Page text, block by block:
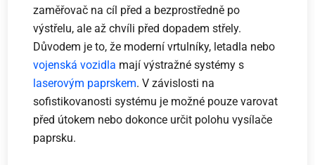
zaměřovač na cíl před a bezprostředně po
výstřelu, ale až chvíli před dopadem střely.
Důvodem je to, že moderní vrtulníky, letadla nebo
vojenská vozidla mají výstražné systémy s
laserovým paprskem. V závislosti na
sofistikovanosti systému je možné pouze varovat
před útokem nebo dokonce určit polohu vysílače
paprsku.